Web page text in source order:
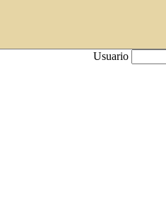
Usuario